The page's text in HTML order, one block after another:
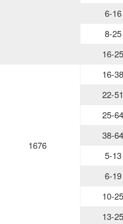
6-16
8-25
16-25
1676
16-38
22-51
25-64
38-64
5-13
6-19
10-25
13-25